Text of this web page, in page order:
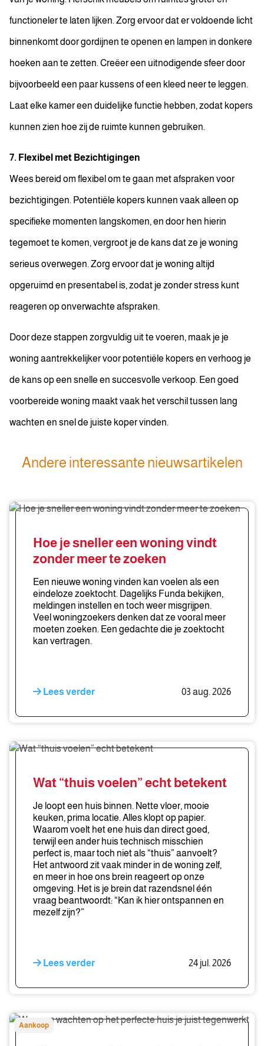
functioneler te laten lijken. Zorg ervoor dat er voldoende licht
binnenkomt door gordijnen te openen en lampen in donkere
hoeken aan te zetten. Creëer een uitnodigende sfeer door
bijvoorbeeld een paar kussens of een kleed neer te leggen.
Laat elke kamer een duidelijke functie hebben, zodat kopers
kunnen zien hoe zij de ruimte kunnen gebruiken.
7. Flexibel met Bezichtigingen
Wees bereid om flexibel om te gaan met afspraken voor
bezichtigingen. Potentiële kopers kunnen vaak alleen op
specifieke momenten langskomen, en door hen hierin
tegemoet te komen, vergroot je de kans dat ze je woning
serieus overwegen. Zorg ervoor dat je woning altijd
opgeruimd en presentabel is, zodat je zonder stress kunt
reageren op onverwachte afspraken.
Door deze stappen zorgvuldig uit te voeren, maak je je
woning aantrekkelijker voor potentiële kopers en verhoog je
de kans op een snelle en succesvolle verkoop. Een goed
voorbereide woning maakt vaak het verschil tussen lang
wachten en snel de juiste koper vinden.
Andere interessante nieuwsartikelen
Hoe
sneller
woning
zonder
zoeken
Hoe je sneller een woning vindt
zonder meer te zoeken
Een nieuwe woning vinden kan voelen als een
eindeloze zoektocht. Dagelijks Funda bekijken,
meldingen instellen en toch weer misgrijpen.
Veel woningzoekers denken dat ze vooral meer
moeten zoeken. Een gedachte die je zoektocht
kan vertragen.
Lees verder 03 aug. 2026
Wat
voelen”
betekent
Wat “thuis voelen” echt betekent
Je loopt een huis binnen. Nette vloer, mooie
keuken, prima locatie. Alles klopt op papier.
Waarom voelt het ene huis dan direct goed,
terwijl een ander huis technisch misschien
perfect is, maar toch niet als “thuis” aanvoelt?
Het antwoord zit vaak minder in de woning zelf,
en meer in hoe ons brein reageert op onze
omgeving. Het is je brein dat razendsnel één
vraag beantwoordt: “Kan ik hier ontspannen en
mezelf zijn?”
Lees verder 24 jul. 2026
Waarom
wachten
Aankoop